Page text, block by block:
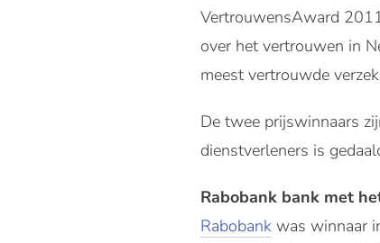
VertrouwensAward
over het vertrouwen in
meest vertrouwde
De twee prijswinnaars
dienstverleners is
Rabobank bank met
Rabobank was winnaar